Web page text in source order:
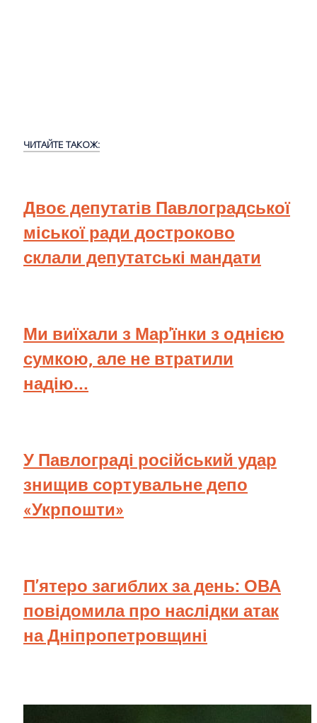
ЧИТАЙТЕ ТАКОЖ:
Двоє депутатів Павлоградської
міської ради достроково
склали депутатські мандати
Ми виїхали з Мар'їнки з однією
сумкою, але не втратили
надію...
У Павлограді російський удар
знищив сортувальне депо
«Укрпошти»
П’ятеро загиблих за день: ОВА
повідомила про наслідки атак
на Дніпропетровщині